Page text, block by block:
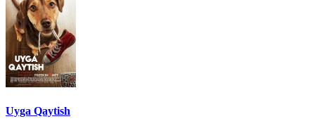
Uyga Qaytish